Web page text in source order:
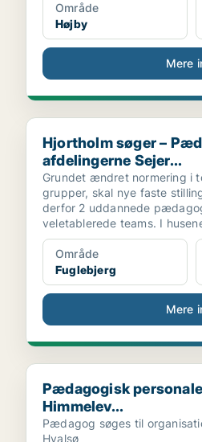
Område
Højby
Mere
Hjortholm søger –
Hjortholm søger –
afdelingerne Sejer...
Grundet ændret normering i
grupper, skal nye faste
derfor 2 uddannede
veletablerede teams. I
Område
Fuglebjerg
Mere
Pædagogisk personale til
Pædagogisk
Himmelev...
Pædagog søges til
Hvalsø